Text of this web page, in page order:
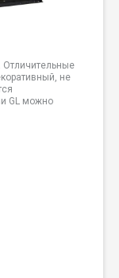
Отличительные
не
GL можно